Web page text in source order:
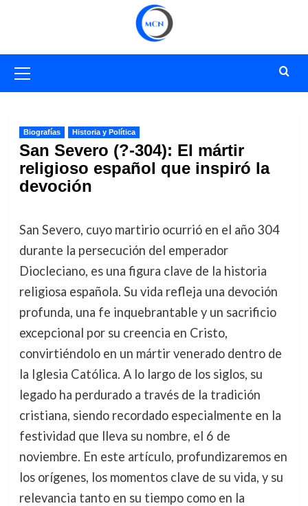
primario
Biografías Historia y Política
San Severo (?-304): El mártir
religioso español que inspiró la
devoción
San Severo, cuyo martirio ocurrió en el año 304
durante la persecución del emperador
Diocleciano, es una figura clave de la historia
religiosa española. Su vida refleja una devoción
profunda, una fe inquebrantable y un sacrificio
excepcional por su creencia en Cristo,
convirtiéndolo en un mártir venerado dentro de
la Iglesia Católica. A lo largo de los siglos, su
legado ha perdurado a través de la tradición
cristiana, siendo recordado especialmente en la
festividad que lleva su nombre, el 6 de
noviembre. En este artículo, profundizaremos en
los orígenes, los momentos clave de su vida, y su
relevancia tanto en su tiempo como en la